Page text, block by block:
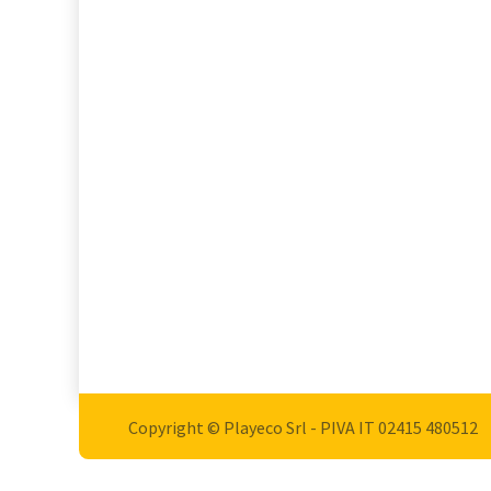
Copyright © Playeco Srl - PIVA IT 02415 ​480512